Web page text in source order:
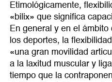
Etimológicamente,
«bilix» que significa
En general y en el
los deportes, la
«una gran movilidad
a la laxitud muscular y
tiempo que la